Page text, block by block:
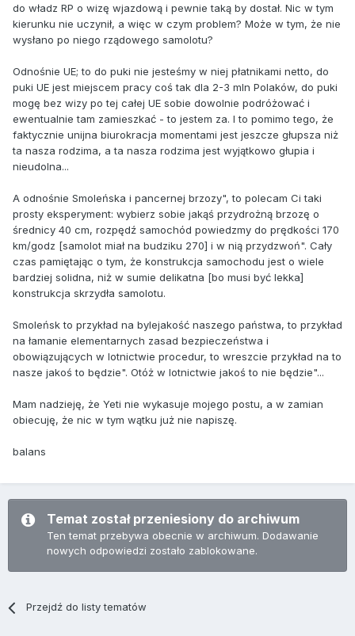
do władz RP o wizę wjazdową i pewnie taką by dostał. Nic w tym
kierunku nie uczynił, a więc w czym problem? Może w tym, że nie
wysłano po niego rządowego samolotu?
Odnośnie UE; to do puki nie jesteśmy w niej płatnikami netto, do
puki UE jest miejscem pracy coś tak dla 2-3 mln Polaków, do puki
mogę bez wizy po tej całej UE sobie dowolnie podróżować i
ewentualnie tam zamieszkać - to jestem za. I to pomimo tego, że
faktycznie unijna biurokracja momentami jest jeszcze głupsza niż
ta nasza rodzima, a ta nasza rodzima jest wyjątkowo głupia i
nieudolna...
A odnośnie Smoleńska i pancernej brzozy", to polecam Ci taki
prosty eksperyment: wybierz sobie jakąś przydrożną brzozę o
średnicy 40 cm, rozpędź samochód powiedzmy do prędkości 170
km/godz [samolot miał na budziku 270] i w nią przydzwoń". Cały
czas pamiętając o tym, że konstrukcja samochodu jest o wiele
bardziej solidna, niż w sumie delikatna [bo musi być lekka]
konstrukcja skrzydła samolotu.
Smoleńsk to przykład na bylejakość naszego państwa, to przykład
na łamanie elementarnych zasad bezpieczeństwa i
obowiązujących w lotnictwie procedur, to wreszcie przykład na to
nasze jakoś to będzie". Otóż w lotnictwie jakoś to nie będzie"...
Mam nadzieję, że Yeti nie wykasuje mojego postu, a w zamian
obiecuję, że nic w tym wątku już nie napiszę.
balans
Temat został przeniesiony do archiwum
Ten temat przebywa obecnie w archiwum. Dodawanie
nowych odpowiedzi zostało zablokowane.
Przejdź do listy tematów